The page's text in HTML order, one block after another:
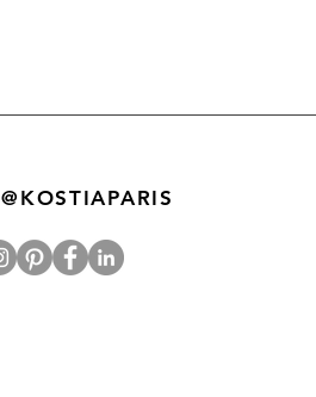
@KOSTIAPARIS